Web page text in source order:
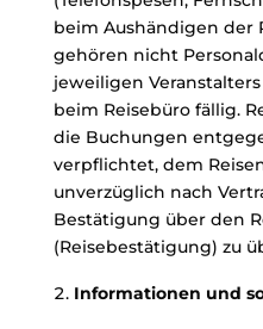
beim Aushändigen der
gehören nicht
jeweiligen
beim Reisebüro fällig.
die Buchungen
verpflichtet, dem
unverzüglich nach
Bestätigung über den
(Reisebestätigung) zu
Informationen und